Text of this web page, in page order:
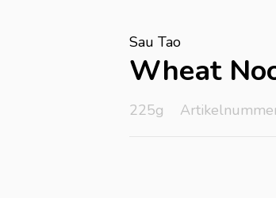
Sau Tao
Wheat
225g